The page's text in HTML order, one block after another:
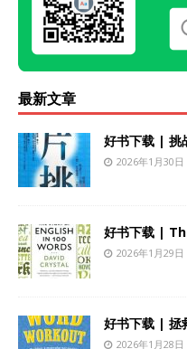
最新文章
好书下载 | 挑
2026年1月30日
好书下载 |
2026年1月29日
好书下载 | 拯
2026年1月28日